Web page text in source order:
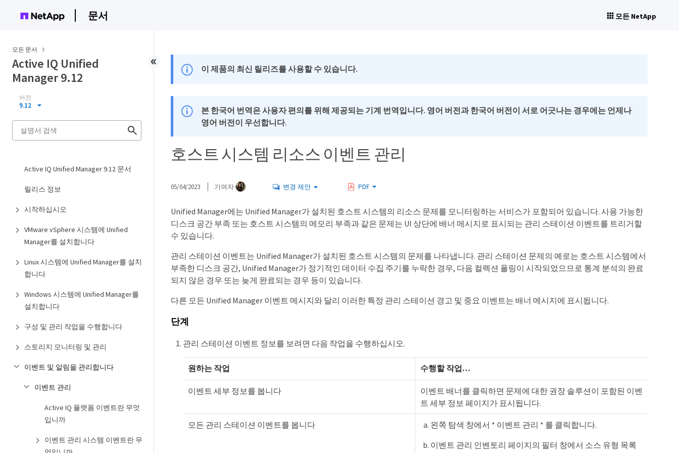
문서 모든 NetApp
모든 문서
Active IQ Unified
Manager 9.12
버전
9.12
Active IQ Unified Manager 9.12 문서
릴리스 정보
시작하십시오
VMware vSphere 시스템에 Unified
Manager를 설치합니다
Linux 시스템에 Unified Manager를 설치
합니다
Windows 시스템에 Unified Manager를
설치합니다
구성 및 관리 작업을 수행합니다
스토리지 모니터링 및 관리
이벤트 및 알림을 관리합니다
이벤트 관리
Active IQ 플랫폼 이벤트란 무엇
입니까
이벤트 관리 시스템 이벤트란 무
이 제품의 최신 릴리즈를 사용할 수 있습니다.
본 한국어 번역은 사용자 편의를 위해 제공되는 기계 번역입니다. 영어 버전과 한국어 버전이 서로 어긋나는 경우에는 언제나
영어 버전이 우선합니다.
호스트 시스템 리소스 이벤트 관리
05/04/2023 기여자 변경 제안 PDF
Unified Manager에는 Unified Manager가 설치된 호스트 시스템의 리소스 문제를 모니터링하는 서비스가 포함되어 있습니다. 사용 가능한
디스크 공간 부족 또는 호스트 시스템의 메모리 부족과 같은 문제는 UI 상단에 배너 메시지로 표시되는 관리 스테이션 이벤트를 트리거할
수 있습니다.
관리 스테이션 이벤트는 Unified Manager가 설치된 호스트 시스템의 문제를 나타냅니다. 관리 스테이션 문제의 예로는 호스트 시스템에서
부족한 디스크 공간, Unified Manager가 정기적인 데이터 수집 주기를 누락한 경우, 다음 컬렉션 폴링이 시작되었으므로 통계 분석의 완료
되지 않은 경우 또는 늦게 완료되는 경우 등이 있습니다.
다른 모든 Unified Manager 이벤트 메시지와 달리 이러한 특정 관리 스테이션 경고 및 중요 이벤트는 배너 메시지에 표시됩니다.
단계
관리 스테이션 이벤트 정보를 보려면 다음 작업을 수행하십시오.
원하는 작업 수행할 작업…​
이벤트 세부 정보를 봅니다
이벤트 배너를 클릭하면 문제에 대한 권장 솔루션이 포함된 이벤
트 세부 정보 페이지가 표시됩니다.
모든 관리 스테이션 이벤트를 봅니다
왼쪽 탐색 창에서 * 이벤트 관리 * 를 클릭합니다.
이벤트 관리 인벤토리 페이지의 필터 창에서 소스 유형 목록